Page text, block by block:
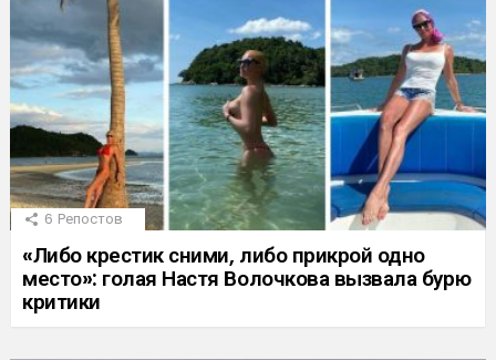
6 Репостов
«Либо крестик сними, либо прикрой одно
место»: голая Настя Волочкова вызвала бурю
критики